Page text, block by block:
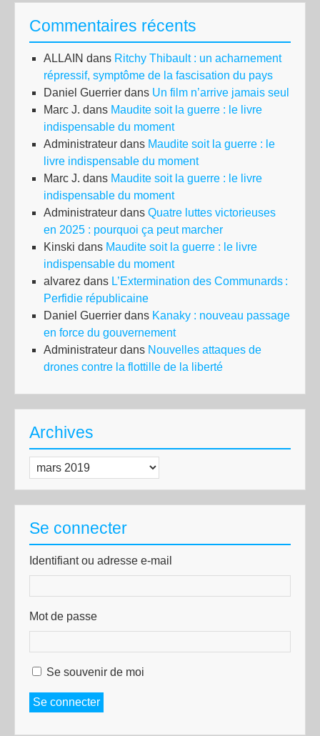
0
Commentaires récents
ALLAIN dans Ritchy Thibault : un acharnement
répressif, symptôme de la fascisation du pays
Daniel Guerrier dans Un film n’arrive jamais seul
Marc J. dans Maudite soit la guerre : le livre
indispensable du moment
Administrateur dans Maudite soit la guerre : le
livre indispensable du moment
Marc J. dans Maudite soit la guerre : le livre
indispensable du moment
Administrateur dans Quatre luttes victorieuses
en 2025 : pourquoi ça peut marcher
Kinski dans Maudite soit la guerre : le livre
indispensable du moment
alvarez dans L’Extermination des Communards :
Perfidie républicaine
Daniel Guerrier dans Kanaky : nouveau passage
en force du gouvernement
Administrateur dans Nouvelles attaques de
drones contre la flottille de la liberté
Archives
Archives
Se connecter
Identifiant ou adresse e-mail
Mot de passe
Se souvenir de moi
Se connecter